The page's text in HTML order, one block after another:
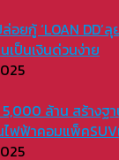
อยกู้ ‘LOAN DD’
เป็นเงินด่วนง่าย
5,000 ล้าน สร้าง
ฟฟ้าคอมแพ็ค